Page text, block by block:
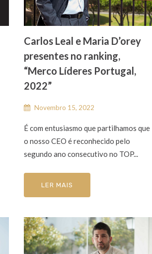
Carlos Leal e Maria D’orey
presentes no ranking,
“Merco Líderes Portugal,
2022”
Novembro 15, 2022
É com entusiasmo que partilhamos que
o nosso CEO é reconhecido pelo
segundo ano consecutivo no TOP...
LER MAIS